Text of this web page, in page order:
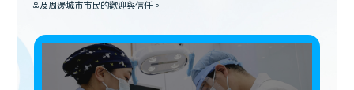
區及周邊城市市民的歡迎與信任。